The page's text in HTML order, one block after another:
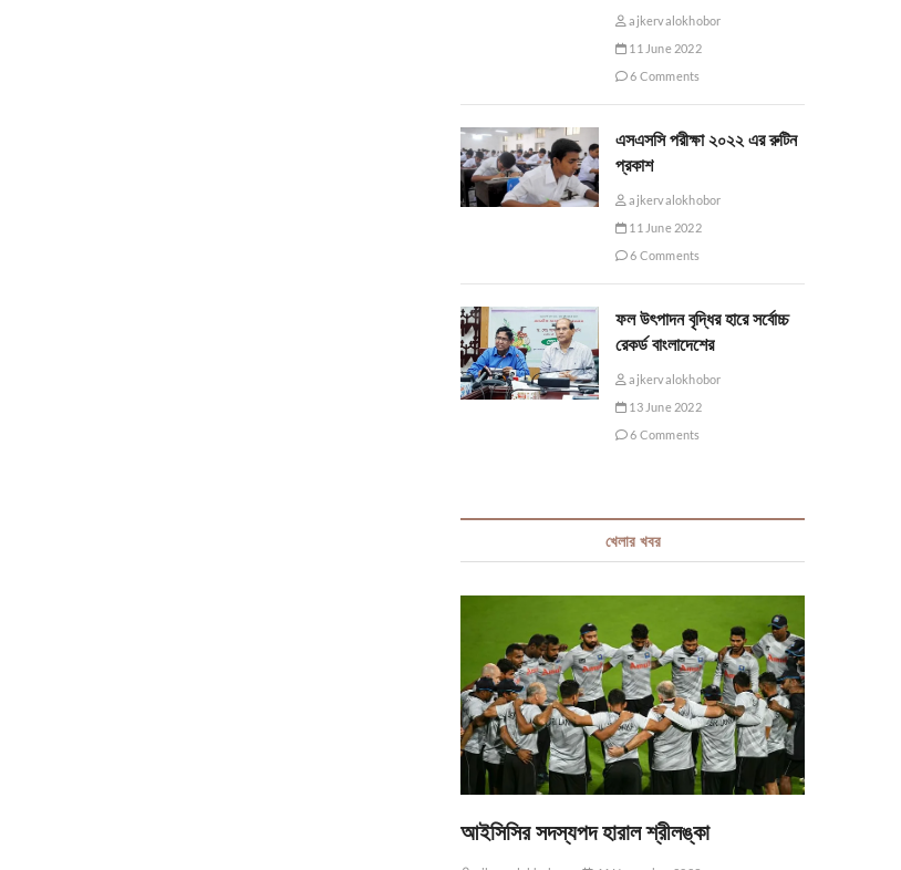
ajkervalokhobor
11 June 2022
6 Comments
এসএসসি পরীক্ষা ২০২২ এর রুটিন
প্রকাশ
ajkervalokhobor
11 June 2022
6 Comments
ফল উৎপাদন বৃদ্ধির হারে সর্বোচ্চ
রেকর্ড বাংলাদেশের
ajkervalokhobor
13 June 2022
6 Comments
খেলার খবর
আইসিসির সদস্যপদ হারাল শ্রীলঙ্কা